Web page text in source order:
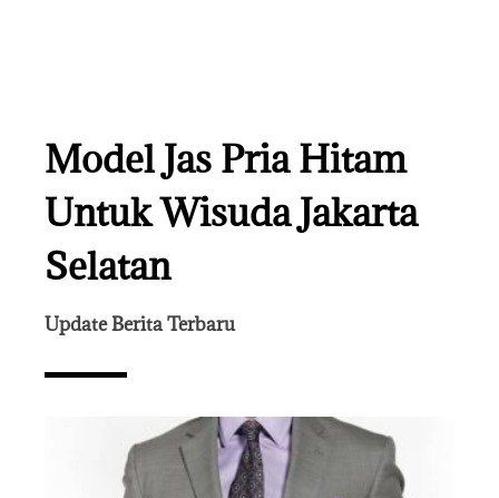
Model Jas Pria Hitam
Untuk Wisuda Jakarta
Selatan
Update Berita Terbaru